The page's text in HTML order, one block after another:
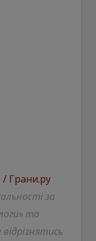
Грани.ру
за
та